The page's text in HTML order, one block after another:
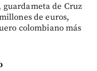
guardameta de Cruz
de euros,
colombiano más